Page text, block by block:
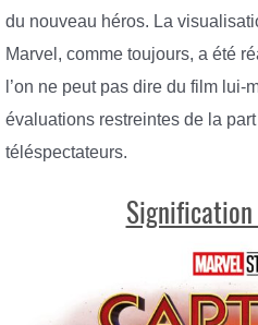
du nouveau héros. La
Marvel, comme toujours, a été
l’on ne peut pas dire du film lui-
évaluations restreintes de la
téléspectateurs.